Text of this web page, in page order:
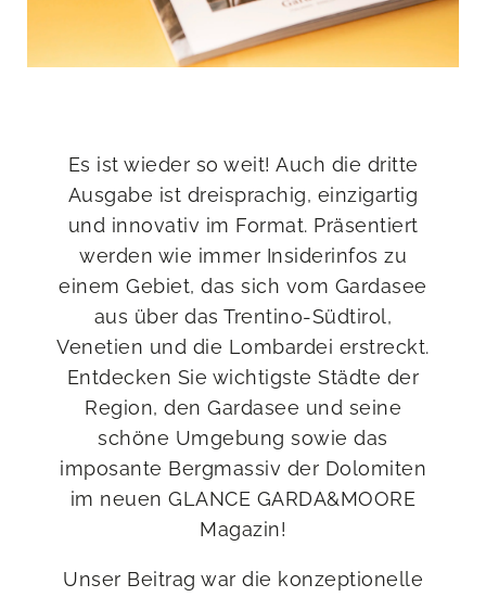
Es ist wieder so weit! Auch die dritte
Ausgabe ist dreisprachig, einzigartig
und innovativ im Format. Präsentiert
werden wie immer Insiderinfos zu
einem Gebiet, das sich vom Gardasee
aus über das Trentino-Südtirol,
Venetien und die Lombardei erstreckt.
Entdecken Sie wichtigste Städte der
Region, den Gardasee und seine
schöne Umgebung sowie das
imposante Bergmassiv der Dolomiten
im neuen GLANCE GARDA&MOORE
Magazin!
Unser Beitrag war die konzeptionelle